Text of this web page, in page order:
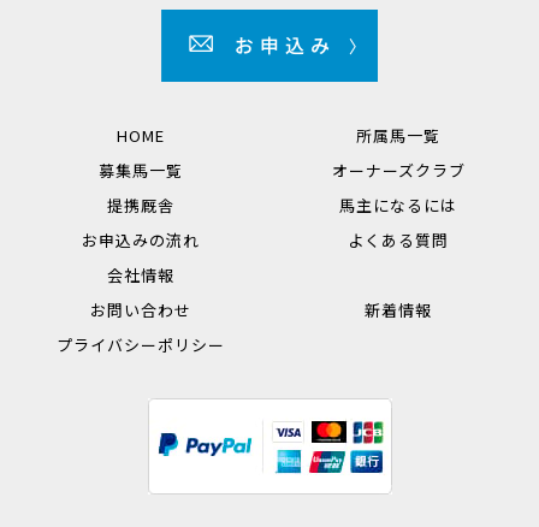
HOME
所属馬一覧
募集馬一覧
オーナーズクラブ
提携厩舎
馬主になるには
お申込みの流れ
よくある質問
会社情報
お問い合わせ
新着情報
プライバシーポリシー